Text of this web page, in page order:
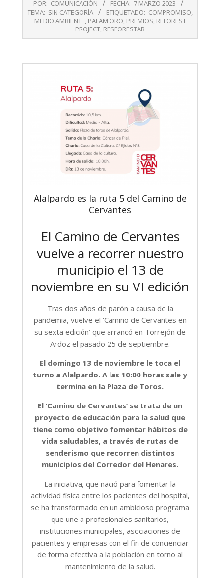
03-
POR: COMUNICACIÓN FECHA: 7 MARZO 2023
TEMA: SIN CATEGORÍA ETIQUETADO: COMPROMISO,
MEDIO AMBIENTE, PALAM ORO, PREMIOS, REFOREST
PROJECT, RESFORESTAR
Alalpardo es la ruta 5 del Camino de
Cervantes
El Camino de Cervantes
vuelve a recorrer nuestro
municipio el 13 de
noviembre en su VI edición
Tras dos años de parón a causa de la
pandemia, vuelve el ‘Camino de Cervantes en
su sexta edición’ que arrancó en Torrejón de
Ardoz el pasado 25 de septiembre.
El domingo 13 de noviembre le toca el
turno a Alalpardo. A las 10:00 horas sale y
termina en la Plaza de Toros.
El ‘Camino de Cervantes’ se trata de un
proyecto de educación para la salud que
tiene como objetivo fomentar hábitos de
vida saludables, a través de rutas de
senderismo que recorren distintos
municipios del Corredor del Henares.
La iniciativa, que nació para fomentar la
actividad física entre los pacientes del hospital,
se ha transformado en un ambicioso programa
que une a profesionales sanitarios,
instituciones municipales, asociaciones de
pacientes y empresas con el fin de concienciar
de forma efectiva a la población en torno al
mantenimiento de la salud.